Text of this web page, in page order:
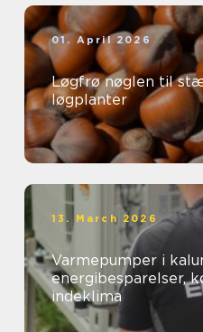
01. April 2026
Løgfrø nøglen til stærke og sunde
løgplanter
13. March 2026
Varmepumper i
energibesparelser,
indeklima